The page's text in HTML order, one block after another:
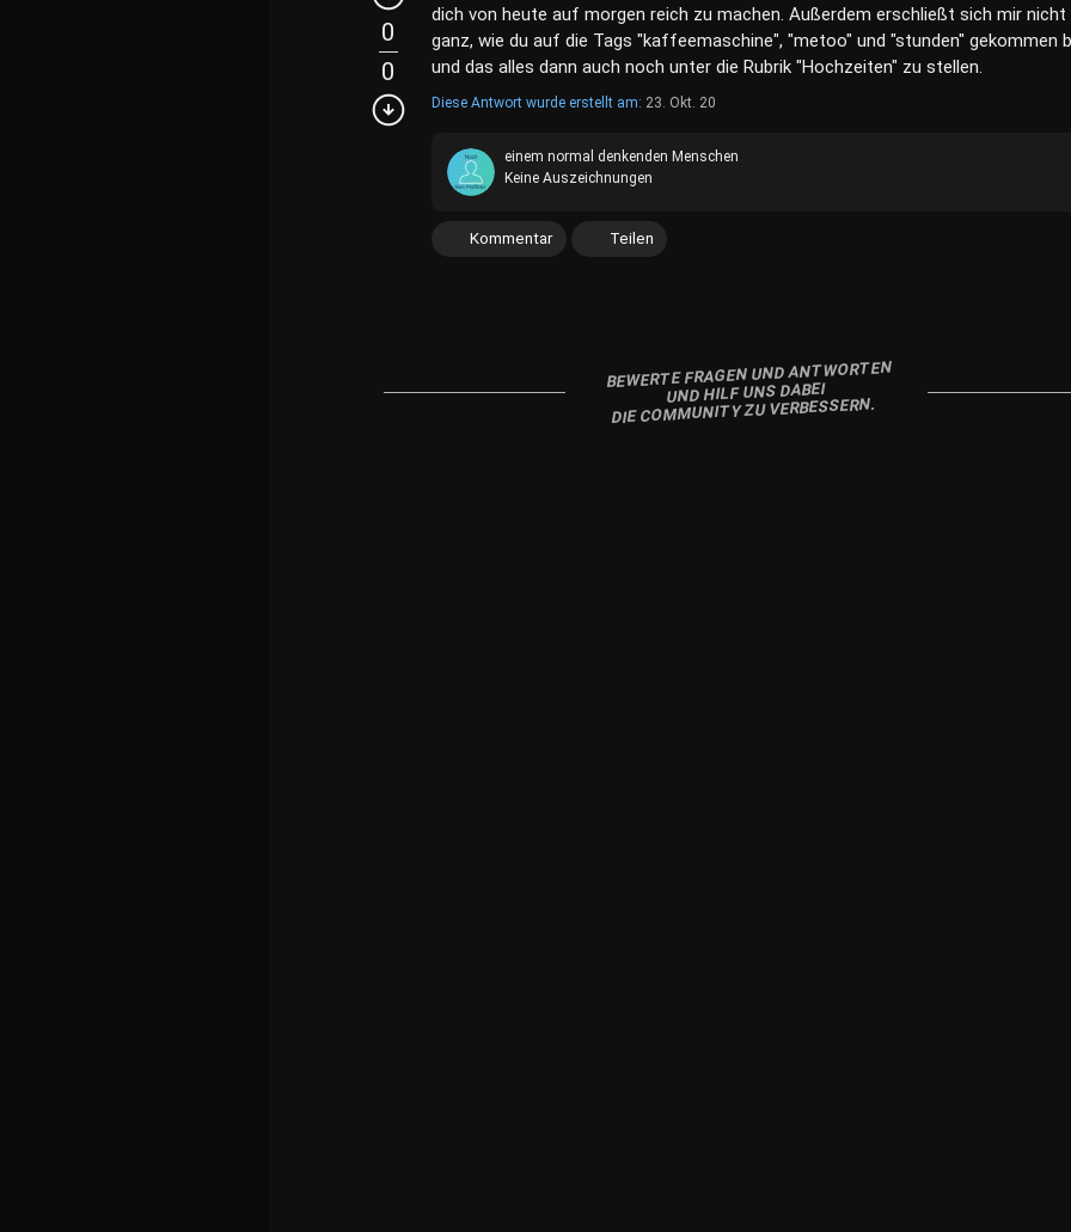
0
0
dich von heute auf morgen reich zu machen. Außerdem erschließt sich mir nicht
ganz, wie du auf die Tags "kaffeemaschine", "metoo" und "stunden" gekommen
und das alles dann auch noch unter die Rubrik "Hochzeiten" zu stellen.
Diese Antwort wurde erstellt am: 23. Okt. 20
einem normal denkenden Menschen
Keine Auszeichnungen
Kommentar Teilen
BEWERTE FRAGEN UND ANTWORTEN
UND HILF UNS DABEI
DIE COMMUNITY ZU VERBESSERN.